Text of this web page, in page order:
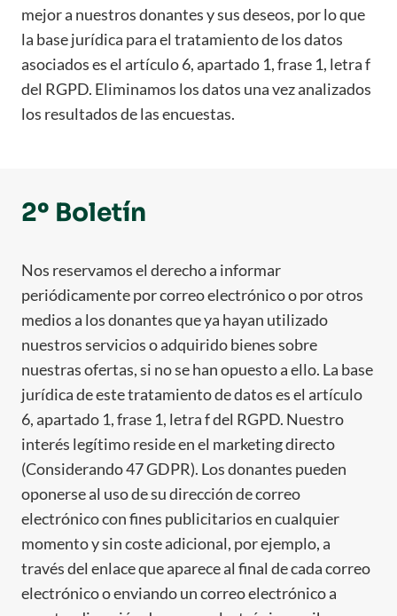
mejor a nuestros donantes y sus deseos, por lo que
la base jurídica para el tratamiento de los datos
asociados es el artículo 6, apartado 1, frase 1, letra f
del RGPD. Eliminamos los datos una vez analizados
los resultados de las encuestas.
2º Boletín
Nos reservamos el derecho a informar
periódicamente por correo electrónico o por otros
medios a los donantes que ya hayan utilizado
nuestros servicios o adquirido bienes sobre
nuestras ofertas, si no se han opuesto a ello. La base
jurídica de este tratamiento de datos es el artículo
6, apartado 1, frase 1, letra f del RGPD. Nuestro
interés legítimo reside en el marketing directo
(Considerando 47 GDPR). Los donantes pueden
oponerse al uso de su dirección de correo
electrónico con fines publicitarios en cualquier
momento y sin coste adicional, por ejemplo, a
través del enlace que aparece al final de cada correo
electrónico o enviando un correo electrónico a